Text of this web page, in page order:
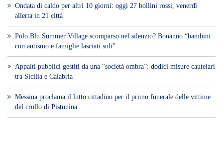
Ondata di caldo per altri 10 giorni: oggi 27 bollini rossi, venerdì
allerta in 21 città
Polo Blu Summer Village scomparso nel silenzio? Bonanno “bambini
con autismo e famiglie lasciati soli”
Appalti pubblici gestiti da una “società ombra”: dodici misure cautelari
tra Sicilia e Calabria
Messina proclama il lutto cittadino per il primo funerale delle vittime
del crollo di Pistunina